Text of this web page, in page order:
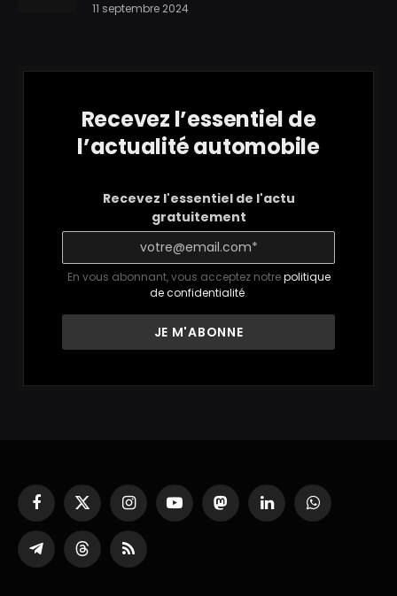
11 septembre 2024
Recevez l’essentiel de
l’actualité automobile
Recevez l'essentiel de l'actu
gratuitement
En vous abonnant, vous acceptez notrepolitique
de confidentialité.
Facebook
X
(Twitter)
InstagramYouTubeMastodonLinkedInWhatsApp
Partager
sur
ThreadsRSS